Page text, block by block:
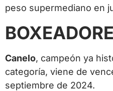
peso supermediano en
Canelo, campeón ya
categoría, viene de
septiembre de 2024.